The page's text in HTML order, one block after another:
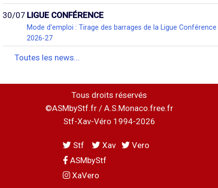
30/07 LIGUE CONFÉRENCE
Mode d'emploi : Tirage des barrages de la Ligue Conférence
2026-27
Toutes les news...
Tous droits réservés
©ASMbyStf.fr / A.S.Monaco.free.fr
Stf-Xav-Véro 1994-2026
Stf Xav
Vero
ASMbyStf
XaVero